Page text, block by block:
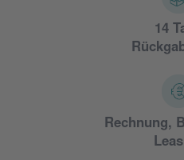
14
Rechnung,